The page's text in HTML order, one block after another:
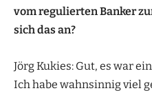
vom regulierten Banker
sich das an?
Jörg Kukies: Gut, es war
Ich habe wahnsinnig viel